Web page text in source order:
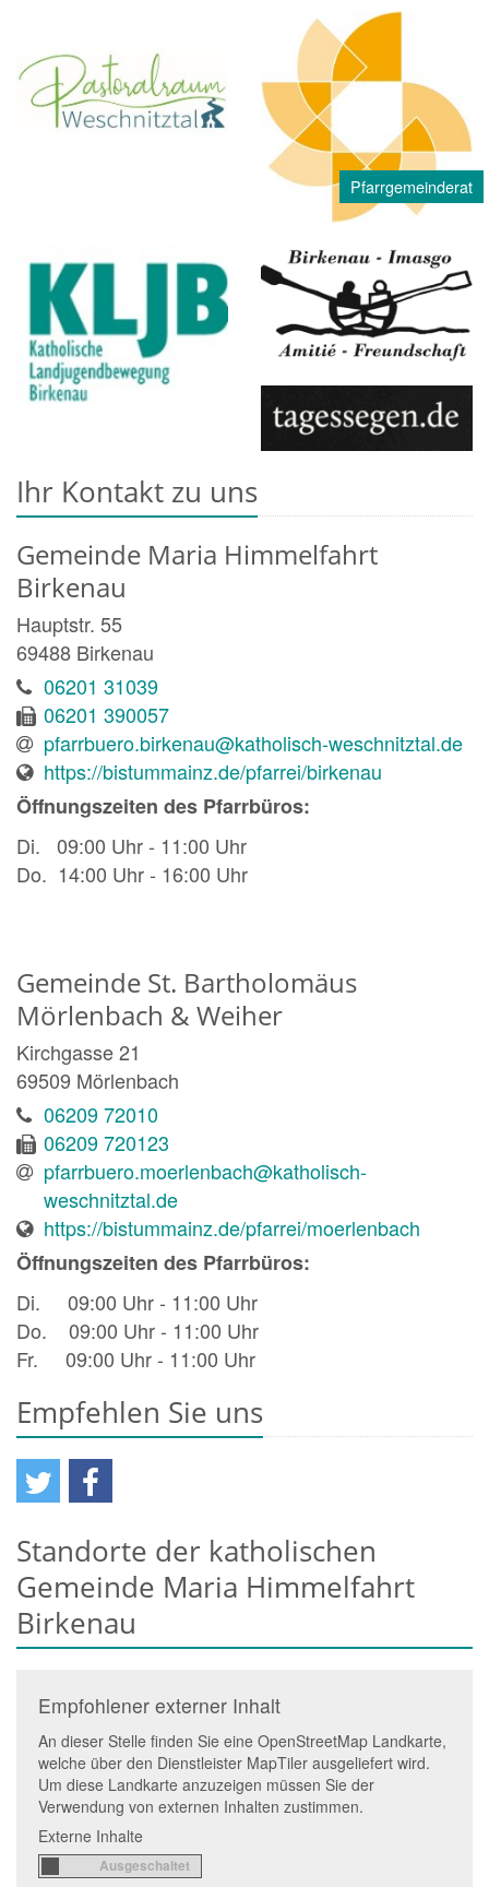
Pfarrgemeinderat
Ihr Kontakt zu uns
Gemeinde Maria Himmelfahrt
Birkenau
Hauptstr. 55
69488 Birkenau
06201 31039
06201 390057
pfarrbuero.birkenau@katholisch-weschnitztal.de
https://bistummainz.de/pfarrei/birkenau
Öffnungszeiten des Pfarrbüros:
Di. 09:00 Uhr - 11:00 Uhr
Do. 14:00 Uhr - 16:00 Uhr
Gemeinde St. Bartholomäus
Mörlenbach & Weiher
Kirchgasse 21
69509 Mörlenbach
06209 72010
06209 720123
pfarrbuero.moerlenbach@katholisch-
weschnitztal.de
https://bistummainz.de/pfarrei/moerlenbach
Öffnungszeiten des Pfarrbüros:
Di. 09:00 Uhr - 11:00 Uhr
Do. 09:00 Uhr - 11:00 Uhr
Fr. 09:00 Uhr - 11:00 Uhr
Empfehlen Sie uns
Standorte der katholischen
Gemeinde Maria Himmelfahrt
Birkenau
Empfohlener externer Inhalt
An dieser Stelle finden Sie eine OpenStreetMap Landkarte,
welche über den Dienstleister MapTiler ausgeliefert wird.
Um diese Landkarte anzuzeigen müssen Sie der
Verwendung von externen Inhalten zustimmen.
Externe Inhalte